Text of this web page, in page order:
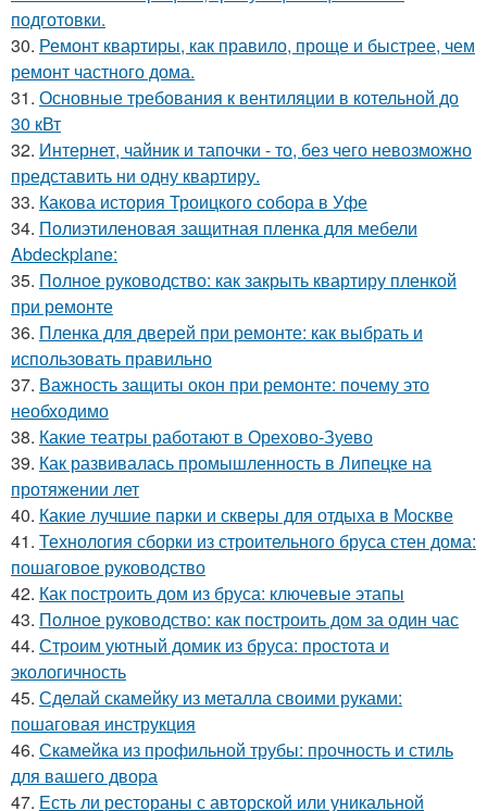
подготовки.
30. Ремонт квартиры, как правило, проще и быстрее, чем
ремонт частного дома.
31. Основные требования к вентиляции в котельной до
30 кВт
32. Интернет, чайник и тапочки - то, без чего невозможно
представить ни одну квартиру.
33. Какова история Троицкого собора в Уфе
34. Полиэтиленовая защитная пленка для мебели
Abdeckplane:
35. Полное руководство: как закрыть квартиру пленкой
при ремонте
36. Пленка для дверей при ремонте: как выбрать и
использовать правильно
37. Важность защиты окон при ремонте: почему это
необходимо
38. Какие театры работают в Орехово-Зуево
39. Как развивалась промышленность в Липецке на
протяжении лет
40. Какие лучшие парки и скверы для отдыха в Москве
41. Технология сборки из строительного бруса стен дома:
пошаговое руководство
42. Как построить дом из бруса: ключевые этапы
43. Полное руководство: как построить дом за один час
44. Строим уютный домик из бруса: простота и
экологичность
45. Сделай скамейку из металла своими руками:
пошаговая инструкция
46. Скамейка из профильной трубы: прочность и стиль
для вашего двора
47. Есть ли рестораны с авторской или уникальной